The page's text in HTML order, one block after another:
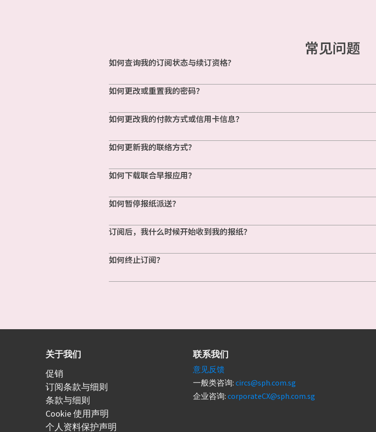
常见问题
如何查询我的订阅状态与续订资格?
如何更改或重置我的密码？
如何更改我的付款方式或信用卡信息？
如何更新我的联络方式？
如何下载联合早报应用？
如何暂停报纸派送？
订阅后，我什么时候开始收到我的报纸？
如何终止订阅？
关于我们
促销
订阅条款与细则
条款与细则
Cookie 使用声明
个人资料保护声明
联系我们
意见反馈
一般类咨询: circs@sph.com.sg
企业咨询: corporateCX@sph.com.sg